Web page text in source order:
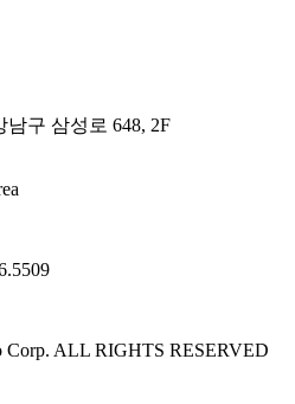
구 삼성로 648, 2F
Corp. ALL RIGHTS RESERVED